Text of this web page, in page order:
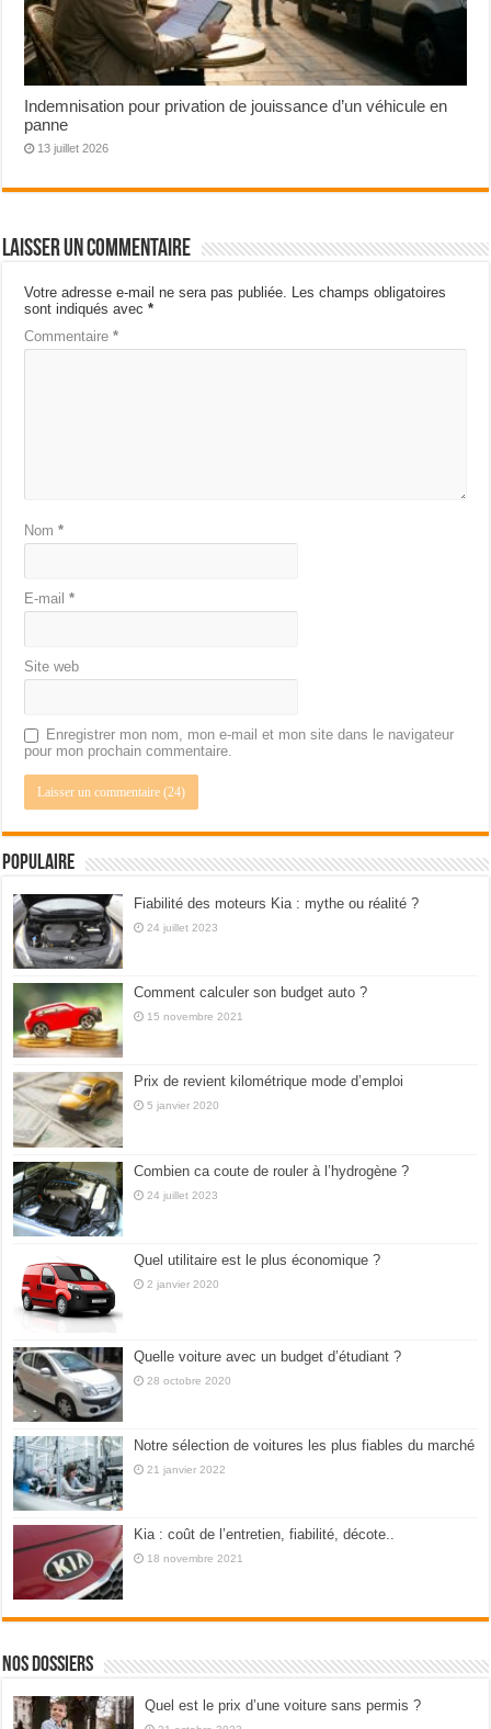
Indemnisation pour privation de jouissance d’un véhicule en
panne
13 juillet 2026
Laisser un commentaire
Votre adresse e-mail ne sera pas publiée. Les champs obligatoires
sont indiqués avec*
Commentaire*
Nom*
E-mail*
Site web
Enregistrer mon nom, mon e-mail et mon site dans le navigateur
pour mon prochain commentaire.
Populaire
Fiabilité des moteurs Kia : mythe ou réalité ?
24 juillet 2023
Comment calculer son budget auto ?
15 novembre 2021
Prix de revient kilométrique mode d’emploi
5 janvier 2020
Combien ca coute de rouler à l’hydrogène ?
24 juillet 2023
Quel utilitaire est le plus économique ?
2 janvier 2020
Quelle voiture avec un budget d’étudiant ?
28 octobre 2020
Notre sélection de voitures les plus fiables du marché
21 janvier 2022
Kia : coût de l’entretien, fiabilité, décote..
18 novembre 2021
Nos dossiers
Quel est le prix d’une voiture sans permis ?